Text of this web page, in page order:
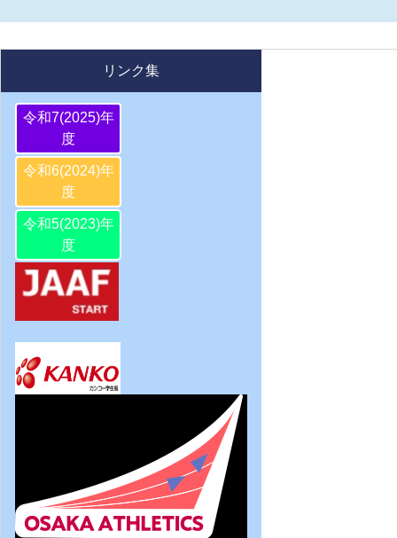
リンク集
令和7(2025)年
度
令和6(2024)年
度
令和5(2023)年
度